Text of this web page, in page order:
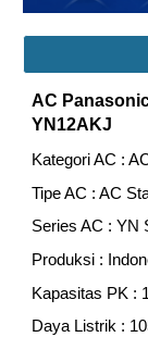
AC
YN12AKJ
Kategori AC :
Tipe AC : AC
Series AC : YN
Produksi :
Kapasitas PK :
Daya Listrik :